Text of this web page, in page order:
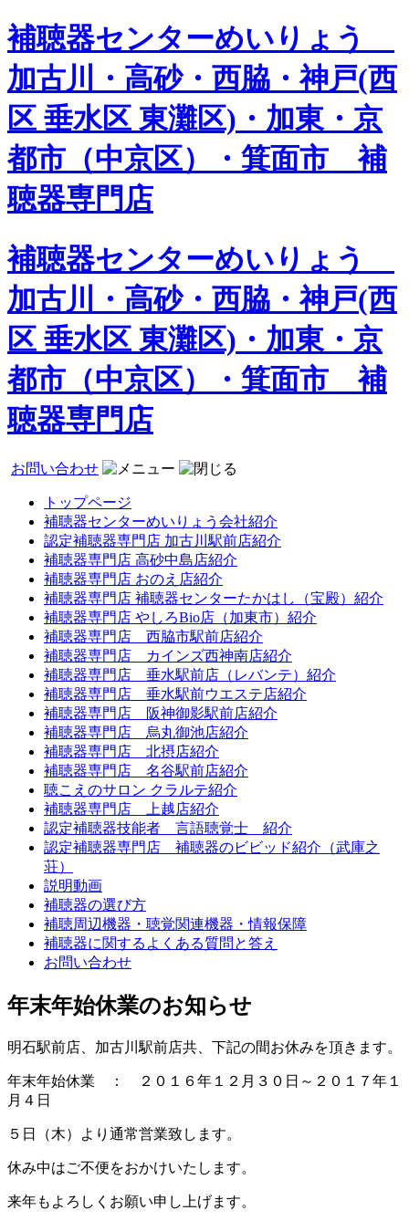
補聴器センターめいりょう
加古川・高砂・西脇・神戸(西
区 垂水区 東灘区)・加東・京
都市（中京区）・箕面市 補
聴器専門店
補聴器センターめいりょう
加古川・高砂・西脇・神戸(西
区 垂水区 東灘区)・加東・京
都市（中京区）・箕面市 補
聴器専門店
お問い合わせ
トップページ
補聴器センターめいりょう会社紹介
認定補聴器専門店 加古川駅前店紹介
補聴器専門店 高砂中島店紹介
補聴器専門店 おのえ店紹介
補聴器専門店 補聴器センターたかはし（宝殿）紹介
補聴器専門店 やしろBio店（加東市）紹介
補聴器専門店 西脇市駅前店紹介
補聴器専門店 カインズ西神南店紹介
補聴器専門店 垂水駅前店（レバンテ）紹介
補聴器専門店 垂水駅前ウエステ店紹介
補聴器専門店 阪神御影駅前店紹介
補聴器専門店 烏丸御池店紹介
補聴器専門店 北摂店紹介
補聴器専門店 名谷駅前店紹介
聴こえのサロン クラルテ紹介
補聴器専門店 上越店紹介
認定補聴器技能者 言語聴覚士 紹介
認定補聴器専門店 補聴器のビビッド紹介（武庫之
荘）
説明動画
補聴器の選び方
補聴周辺機器・聴覚関連機器・情報保障
補聴器に関するよくある質問と答え
お問い合わせ
年末年始休業のお知らせ
明石駅前店、加古川駅前店共、下記の間お休みを頂きます。
年末年始休業 ： ２０１６年１２月３０日～２０１７年１
月４日
５日（木）より通常営業致します。
休み中はご不便をおかけいたします。
来年もよろしくお願い申し上げます。